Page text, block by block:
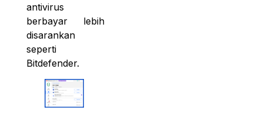
antivirus
berbayar lebih
disarankan
seperti
Bitdefender.